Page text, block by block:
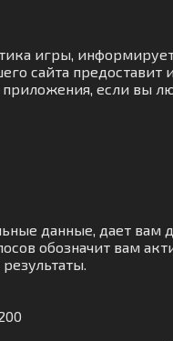
игры,
сайта
если вы
данные, дает вам
обозначит вам